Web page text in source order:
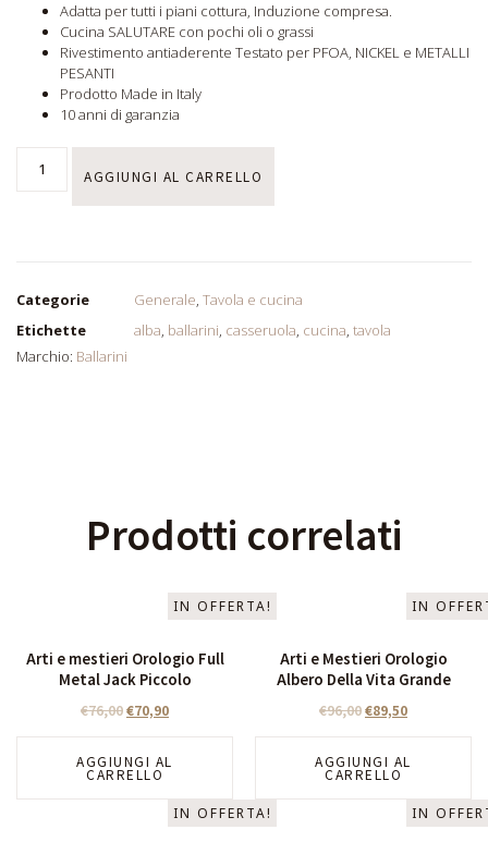
Adatta per tutti i piani cottura, Induzione compresa.
Cucina SALUTARE con pochi oli o grassi
Rivestimento antiaderente Testato per PFOA, NICKEL e METALLI
PESANTI
Prodotto Made in Italy
10 anni di garanzia
AGGIUNGI AL CARRELLO
Categorie Generale, Tavola e cucina
Etichette
alba, ballarini, casseruola, cucina, tavola
Marchio: Ballarini
Prodotti correlati
IN OFFERTA!
Arti e mestieri Orologio Full
Metal Jack Piccolo
€76,00€70,90
AGGIUNGI AL
CARRELLO
IN
Arti e Mestieri Orologio
Albero Della Vita Grande
€96,00€89,50
AGGIUNGI AL
CARRELLO
IN OFFERTA! IN